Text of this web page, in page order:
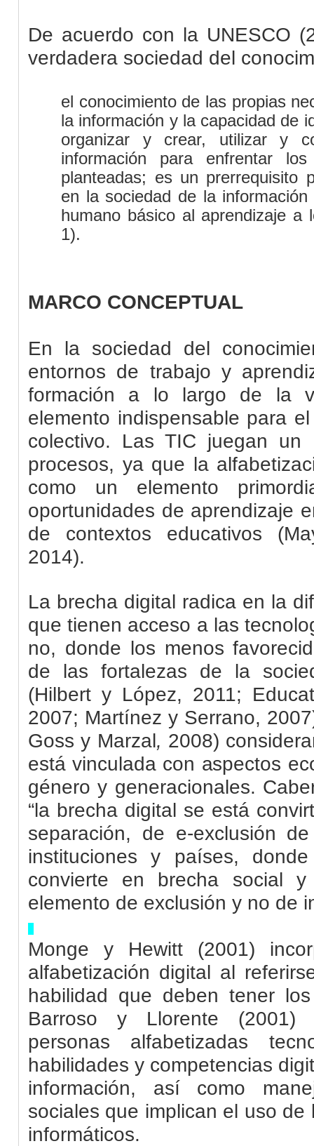
De acuerdo con la UNESCO
verdadera sociedad del
el conocimiento de las propias
la información y la capacidad de
organizar y crear, utilizar y
información para enfrentar
planteadas; es un prerrequisito
en la sociedad de la
humano básico al aprendizaje
1).
MARCO CONCEPTUAL
En la sociedad del
entornos de trabajo y
formación a lo largo de la
elemento indispensable para
colectivo. LasTIC juegan un
procesos, ya que la
como un elemento
oportunidades de aprendizaje
de contextos educativos
2014).
La brecha digital radica en la
que tienen acceso a las
no, donde los menos
de las fortalezas de la
(Hilbert y López, 2011;
2007; Martínez y Serrano,
Goss y Marzal, 2008)
está vinculada con aspectos
género y generacionales.
“la brecha digital se está
separación, de e-exclusión
instituciones y países,
convierte en brecha social
elemento de exclusión y no de
Monge y Hewitt (2001)
alfabetización digital al
habilidad que deben tener
Barroso y Llorente (2001)
personas alfabetizadas
habilidades y competencias
información, así como
sociales que implican el uso
informáticos.